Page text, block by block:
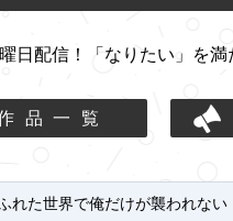
日配信！ 「なりたい」を
品一覧
れた世界で俺だけが襲われない